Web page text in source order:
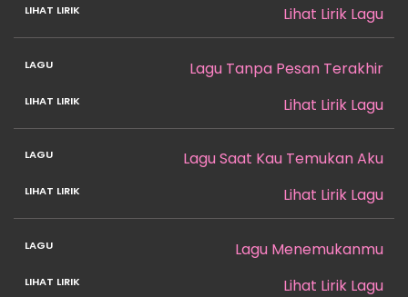
Lihat Lirik Lagu
Lagu Tanpa Pesan Terakhir
Lihat Lirik Lagu
Lagu Saat Kau Temukan Aku
Lihat Lirik Lagu
Lagu Menemukanmu
Lihat Lirik Lagu